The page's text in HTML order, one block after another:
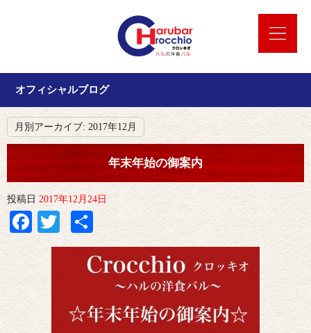
オフィシャルブログ
月別アーカイブ: 2017年12月
年末年始の御案内
投稿日 2017年12月24日
Facebook
Twitter
有